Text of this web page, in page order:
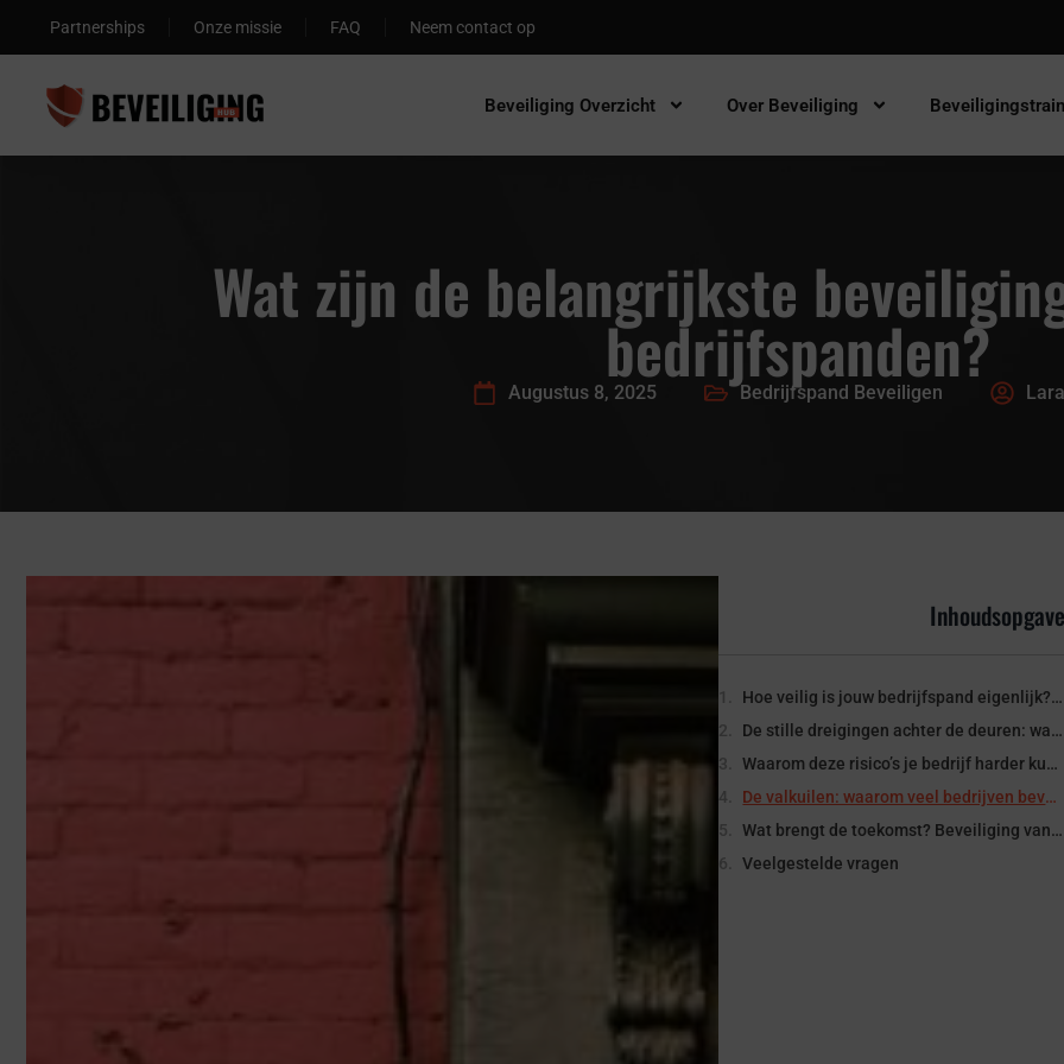
Partnerships Onze missie FAQ Neem contact op
Beveiliging Overzicht Over Beveiliging
Wat zijn de belangrijkste
bedrijfspanden?
Augustus 8, 2025 Bedrijfspand Beveiligen
Hoe veilig is jouw bedrijfspand eigenlijk? Een verrassende blik op verborgen risico’s
De stille dreigingen achter de deuren: wat maakt bedrijfspanden zo kwetsbaar?
Waarom deze risico’s je bedrijf harder kunnen raken dan je denkt
De valkuilen: waarom veel bedrijven beveiliging onderschatten
Wat brengt de toekomst? Beveiliging van bedrijfspanden in een veranderende wereld
Veelgestelde vragen